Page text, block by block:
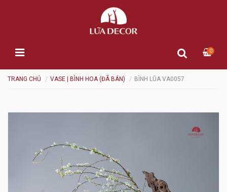
0
TRANG CHỦ VASE | BÌNH HOA (ĐÃ BÁN) BÌNH LŨA VA0057